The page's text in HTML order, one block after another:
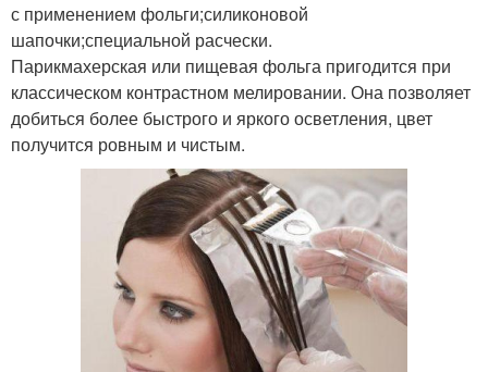
с применением фольги;силиконовой
шапочки;специальной расчески.
Парикмахерская или пищевая фольга пригодится при
классическом контрастном мелировании. Она позволяет
добиться более быстрого и яркого осветления, цвет
получится ровным и чистым.